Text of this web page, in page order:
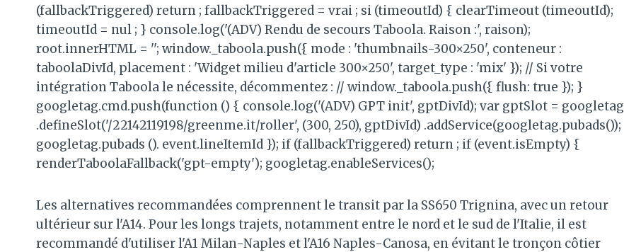
(fallbackTriggered) return ; fallbackTriggered = vrai ; si (timeoutId) { clearTimeout (timeoutId);
timeoutId = nul ; } console.log('(ADV) Rendu de secours Taboola. Raison :', raison);
root.innerHTML = ''; window._taboola.push({ mode : 'thumbnails-300×250', conteneur :
taboolaDivId, placement : 'Widget milieu d'article 300×250', target_type : 'mix' }); // Si votre
intégration Taboola le nécessite, décommentez : // window._taboola.push({ flush: true }); }
googletag.cmd.push(function () { console.log('(ADV) GPT init', gptDivId); var gptSlot = googletag
.defineSlot('/22142119198/greenme.it/roller', (300, 250), gptDivId) .addService(googletag.pubads());
googletag.pubads (). event.lineItemId }); if (fallbackTriggered) return ; if (event.isEmpty) {
renderTaboolaFallback('gpt-empty'); googletag.enableServices();
Les alternatives recommandées comprennent le transit par la SS650 Trignina, avec un retour
ultérieur sur l'A14. Pour les longs trajets, notamment entre le nord et le sud de l'Italie, il est
recommandé d'utiliser l'A1 Milan-Naples et l'A16 Naples-Canosa, en évitant le tronçon côtier